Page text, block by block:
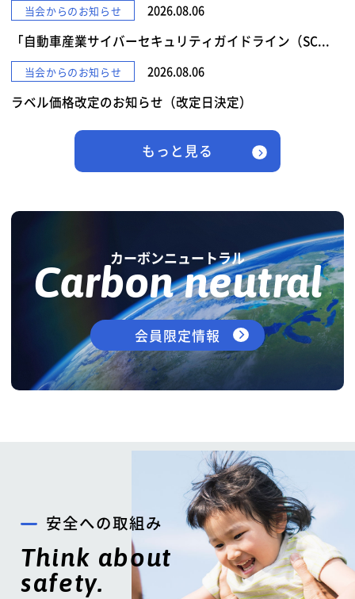
当会からのお知らせ 2026.08.06
「自動車産業サイバーセキュリティガイドライン（SC...
当会からのお知らせ 2026.08.06
ラベル価格改定のお知らせ（改定日決定）
もっと見る
カーボンニュートラル
Carbon neutral
会員限定情報
安全への取組み
Think about
safety.